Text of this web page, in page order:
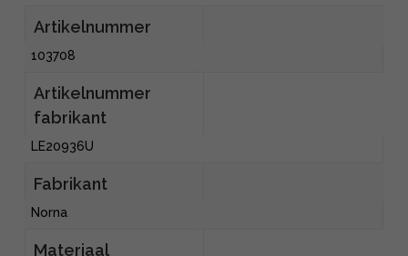
Artikelnummer
103708
Artikelnummer
fabrikant
LE20936U
Fabrikant
Norna
Materiaal